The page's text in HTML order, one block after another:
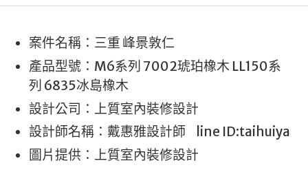
案件名稱：三重 峰景敦仁
產品型號：M6系列 7002琥珀橡木 LL150系
列 6835冰島橡木
設計公司：上質室內裝修設計
設計師名稱：戴惠雅設計師 line ID:taihuiya
圖片提供：上質室內裝修設計